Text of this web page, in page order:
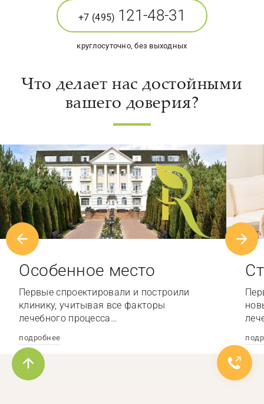
+7 (495) 121-48-31
круглосуточно, без выходных
Что делает нас достойными
вашего доверия?
Особенное место
Первые спроектировали и построили
клинику, учитывая все факторы
лечебного процесса…
подробнее